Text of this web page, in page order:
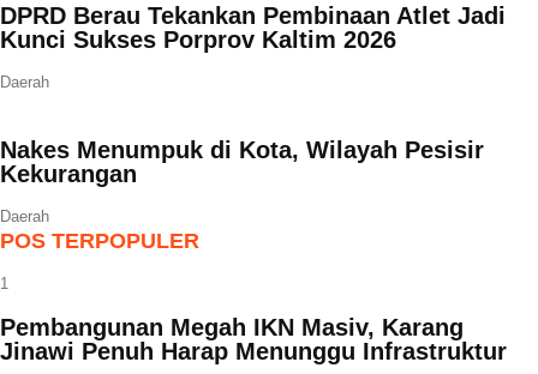
DPRD Berau Tekankan Pembinaan Atlet Jadi
Kunci Sukses Porprov Kaltim 2026
Daerah
Nakes Menumpuk di Kota, Wilayah Pesisir
Kekurangan
Daerah
POS TERPOPULER
1
Pembangunan Megah IKN Masiv, Karang
Jinawi Penuh Harap Menunggu Infrastruktur